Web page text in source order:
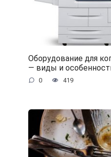
Оборудование для
— виды и
0 419